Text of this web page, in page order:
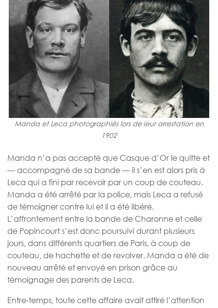
Manda et Leca photographiés lors de leur arrestation en
1902
Manda n’a pas accepté que Casque d’Or le quitte et
— accompagné de sa bande — il s’en est alors pris à
Leca qui a fini par recevoir par un coup de couteau.
Manda a été arrêté par la police, mais Leca a refusé
de témoigner contre lui et il a été libéré.
L’affrontement entre la bande de Charonne et celle
de Popincourt s’est donc poursuivi durant plusieurs
jours, dans différents quartiers de Paris, à coup de
couteau, de hachette et de revolver. Manda a été de
nouveau arrêté et envoyé en prison grâce au
témoignage des parents de Leca.
Entre-temps, toute cette affaire avait attiré l’attention